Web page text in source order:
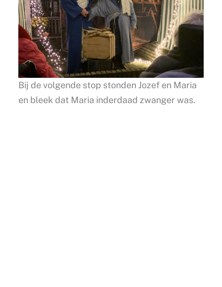
Bij de volgende stop stonden Jozef en Maria
en bleek dat Maria inderdaad zwanger was.